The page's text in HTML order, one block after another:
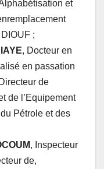
et
;
, Docteur en
en passation
de
de l’Equipement
Pétrole et des
, Inspecteur
de,